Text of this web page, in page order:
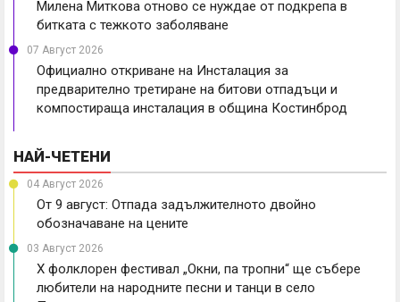
Милена Миткова отново се нуждае от подкрепа в
битката с тежкото заболяване
07 Август 2026
Официално откриване на Инсталация за
предварително третиране на битови отпадъци и
компостираща инсталация в община Костинброд
НАЙ-ЧЕТЕНИ
04 Август 2026
От 9 август: Отпада задължителното двойно
обозначаване на цените
03 Август 2026
X фолклорен фестивал „Окни, па тропни“ ще събере
любители на народните песни и танци в село